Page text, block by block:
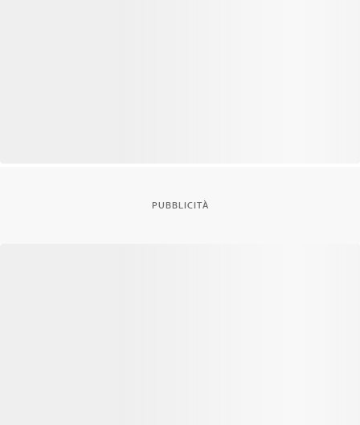
PUBBLICITÀ